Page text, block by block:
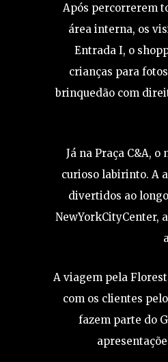
Após percorrerem
área interna, os
Entrada I, o
crianças para
brinquedão com
Já na Praça C&A,
curioso labirinto. A
divertidos ao
NewYorkCityCenter,
A viagem pela
com os clientes
fazem parte do